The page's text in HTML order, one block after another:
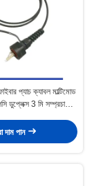
প্যাচ ক্যাবল মাল্টিমোড
ডুপ্লেক্স 3 মি সম্প্রচারের
দাম পান